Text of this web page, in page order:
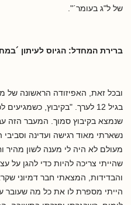
של ל"ג בעומר´".
ברירת המחדל: הגיוס לעיתון
ובכל זאת, האפיזודה הראשונה של
בגיל 12 לערך. "בקיבוץ,
שנמצא בקיבוץ סמוך. המעבר הזה
נשארתי מאוד רגישה ועדינה
מעולם לא היה לי מענה לשון מהיר
שהייתי צריכה להיות כדי להגן על
והבדידות, המצאתי חבר דמיוני
הייתי מספרת לו את כל מה שעובר